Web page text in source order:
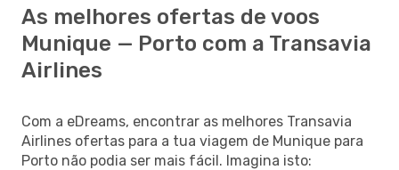
As melhores ofertas de voos
Munique — Porto com a Transavia
Airlines
Com a eDreams, encontrar as melhores Transavia
Airlines ofertas para a tua viagem de Munique para
Porto não podia ser mais fácil. Imagina isto: